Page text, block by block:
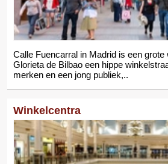
Calle Fuencarral in Madrid is een grote
Glorieta de Bilbao een hippe
merken en een jong publiek,..
Winkelcentra